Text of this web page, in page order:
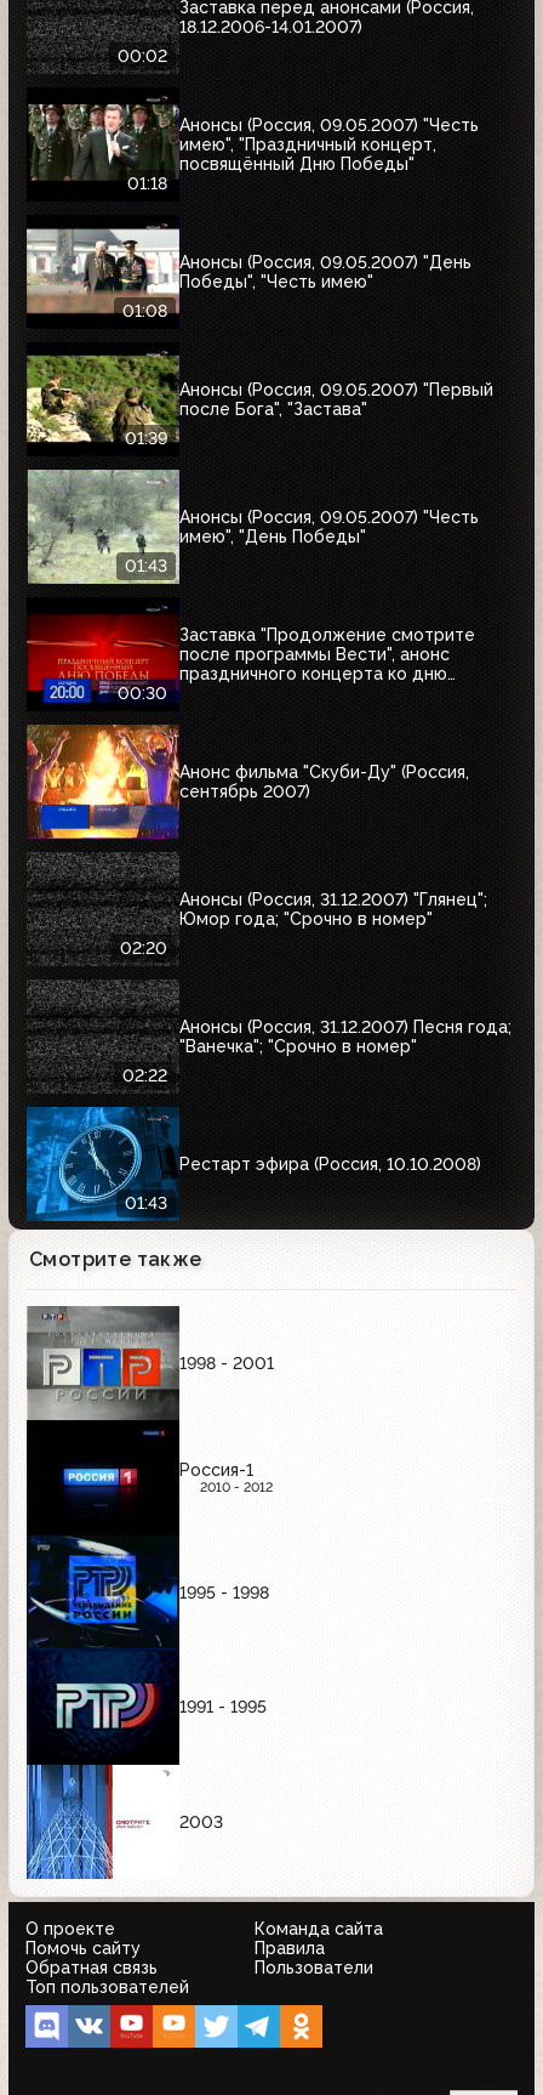
00:02
Заставка перед анонсами (Россия,
18.12.2006-14.01.2007)
01:18
Анонсы (Россия, 09.05.2007) "Честь
имею", "Праздничный концерт,
посвящённый Дню Победы"
01:08
Анонсы (Россия, 09.05.2007) "День
Победы", "Честь имею"
01:39
Анонсы (Россия, 09.05.2007) "Первый
после Бога", "Застава"
01:43
Анонсы (Россия, 09.05.2007) "Честь
имею", "День Победы"
00:30
Заставка "Продолжение смотрите
после программы Вести", анонс
праздничного концерта ко дню
Анонс фильма "Скуби-Ду" (Россия,
сентябрь 2007)
02:20
Анонсы (Россия, 31.12.2007) "Глянец";
Юмор года; "Срочно в номер"
02:22
Анонсы (Россия, 31.12.2007) Песня года;
"Ванечка"; "Срочно в номер"
01:43
Рестарт эфира (Россия, 10.10.2008)
Смотрите также
1998 - 2001
Россия-1
2010 - 2012
1995 - 1998
1991 - 1995
2003
О проекте
Команда сайта
Помочь сайту
Правила
Обратная связь
Пользователи
Топ пользователей